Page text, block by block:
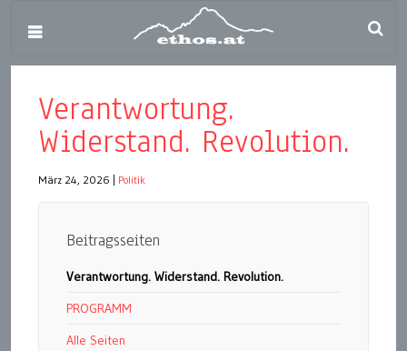
Verantwortung.
Widerstand. Revolution.
März 24, 2026 Politik
Beitragsseiten
Verantwortung. Widerstand. Revolution.
PROGRAMM
Alle Seiten